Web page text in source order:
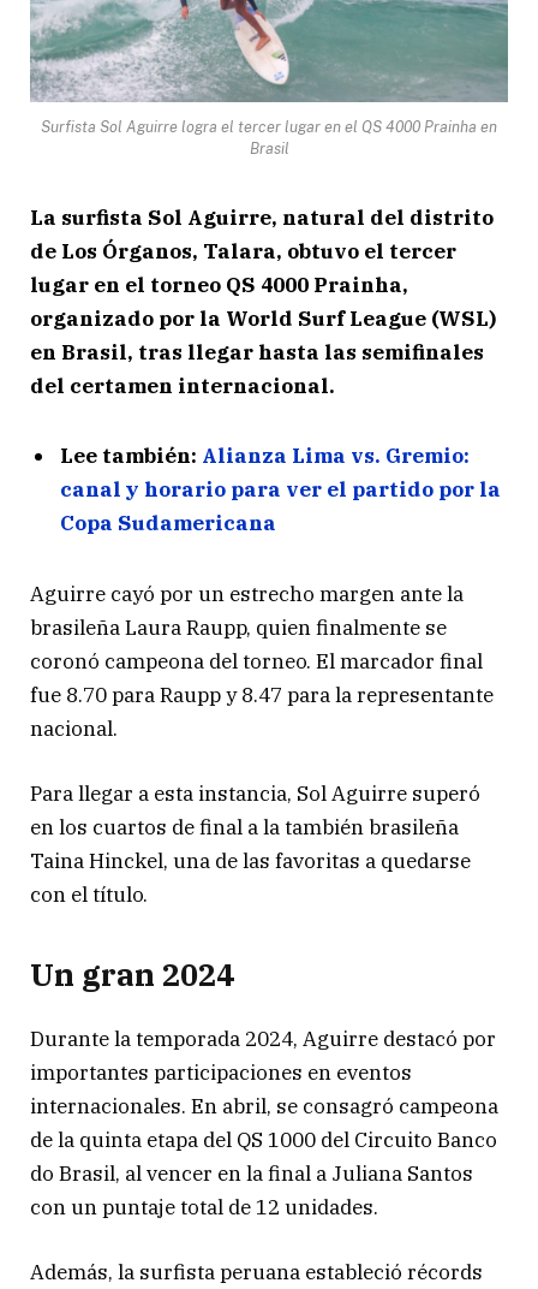
Surfista Sol Aguirre logra el tercer lugar en el QS 4000 Prainha en
Brasil
La surfista Sol Aguirre, natural del distrito
de Los Órganos, Talara, obtuvo el tercer
lugar en el torneo QS 4000 Prainha,
organizado por la World Surf League (WSL)
en Brasil, tras llegar hasta las semifinales
del certamen internacional.
Lee también: Alianza Lima vs. Gremio:
canal y horario para ver el partido por la
Copa Sudamericana
Aguirre cayó por un estrecho margen ante la
brasileña Laura Raupp, quien finalmente se
coronó campeona del torneo. El marcador final
fue 8.70 para Raupp y 8.47 para la representante
nacional.
Para llegar a esta instancia, Sol Aguirre superó
en los cuartos de final a la también brasileña
Taina Hinckel, una de las favoritas a quedarse
con el título.
Un gran 2024
Durante la temporada 2024, Aguirre destacó por
importantes participaciones en eventos
internacionales. En abril, se consagró campeona
de la quinta etapa del QS 1000 del Circuito Banco
do Brasil, al vencer en la final a Juliana Santos
con un puntaje total de 12 unidades.
Además, la surfista peruana estableció récords